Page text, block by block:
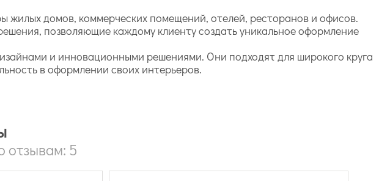
жилых домов, коммерческих помещений, отелей, ресторанов и офисов.
позволяющие каждому клиенту создать уникальное оформление
и инновационными решениями. Они подходят для широкого круга
в оформлении своих интерьеров.
отзывам: 5